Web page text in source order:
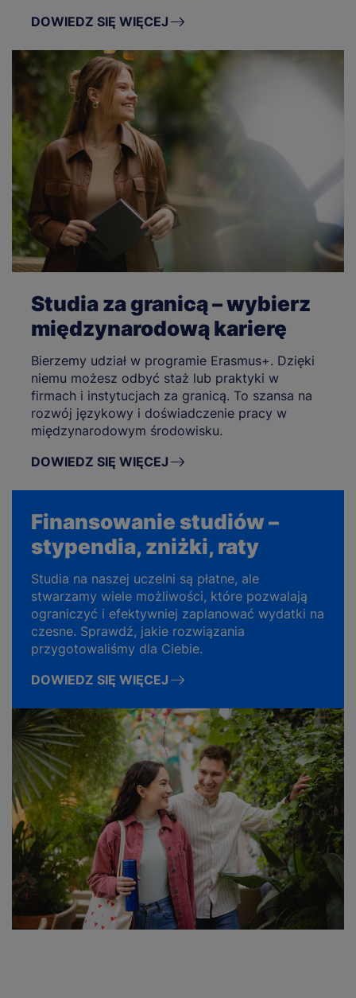
DOWIEDZ SIĘ WIĘCEJ
Studia za granicą – wybierz
międzynarodową karierę
Bierzemy udział w programie Erasmus+. Dzięki
niemu możesz odbyć staż lub praktyki w
firmach i instytucjach za granicą. To szansa na
rozwój językowy i doświadczenie pracy w
międzynarodowym środowisku.
DOWIEDZ SIĘ WIĘCEJ
Finansowanie studiów –
stypendia, zniżki, raty
Studia na naszej uczelni są płatne, ale
stwarzamy wiele możliwości, które pozwalają
ograniczyć i efektywniej zaplanować wydatki na
czesne. Sprawdź, jakie rozwiązania
przygotowaliśmy dla Ciebie.
DOWIEDZ SIĘ WIĘCEJ